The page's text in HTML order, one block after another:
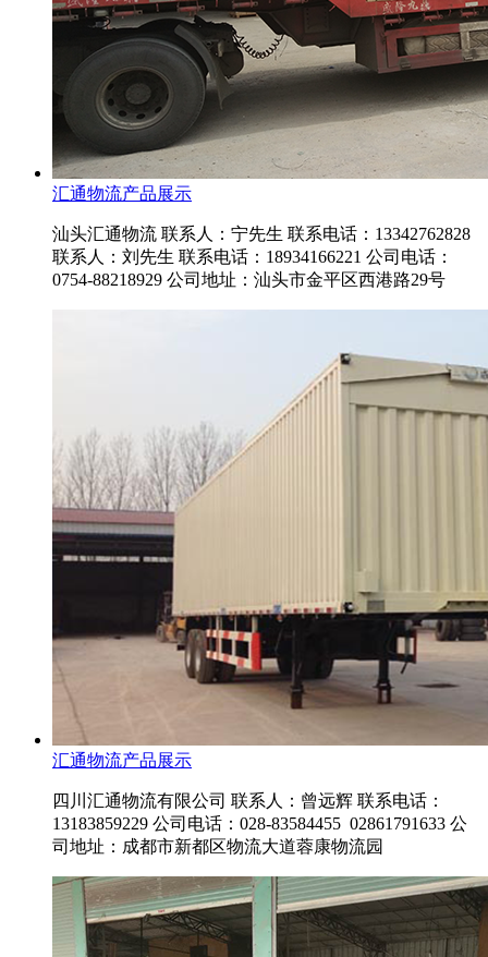
汇通物流产品展示
汕头汇通物流 联系人：宁先生 联系电话：13342762828
联系人：刘先生 联系电话：18934166221 公司电话：
0754-88218929 公司地址：汕头市金平区西港路29号
汇通物流产品展示
四川汇通物流有限公司 联系人：曾远辉 联系电话：
13183859229 公司电话：028-83584455 02861791633 公
司地址：成都市新都区物流大道蓉康物流园